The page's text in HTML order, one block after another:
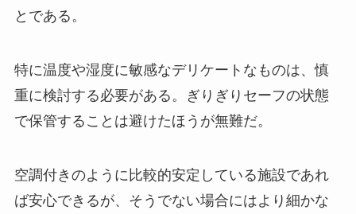
とである。
特に温度や湿度に敏感なデリケートなものは、慎
重に検討する必要がある。ぎりぎりセーフの状態
で保管することは避けたほうが無難だ。
空調付きのように比較的安定している施設であれ
ば安心できるが、そうでない場合にはより細かな